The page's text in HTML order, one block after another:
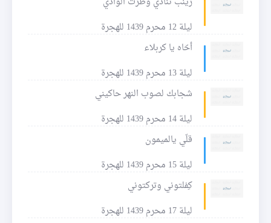
ليلة 12 محرم 1439 للهجرة
أحّاه يا كربلاء
ليلة 13 محرم 1439 للهجرة
شجابك لصوب النهر حاكيني
ليلة 14 محرم 1439 للهجرة
قلّي يالميمون
ليلة 15 محرم 1439 للهجرة
كِفلتوني وتركتوني
ليلة 17 محرم 1439 للهجرة